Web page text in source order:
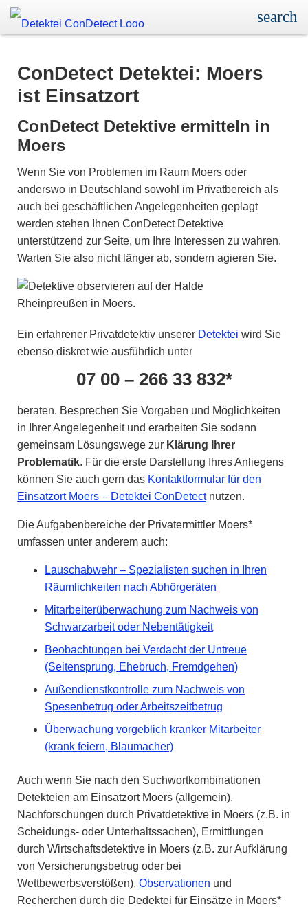
ConDetect Detektei: Moers
ist Einsatzort
ConDetect Detektive ermitteln in
Moers
Wenn Sie von Problemen im Raum Moers oder
anderswo in Deutschland sowohl im Privatbereich als
auch bei geschäftlichen Angelegenheiten geplagt
werden stehen Ihnen ConDetect Detektive
unterstützend zur Seite, um Ihre Interessen zu wahren.
Warten Sie also nicht länger ab, sondern agieren Sie.
Ein erfahrener Privatdetektiv unserer Detektei wird Sie
ebenso diskret wie ausführlich unter
07 00 – 266 33 832*
beraten. Besprechen Sie Vorgaben und Möglichkeiten
in Ihrer Angelegenheit und erarbeiten Sie sodann
gemeinsam Lösungswege zur Klärung Ihrer
Problematik. Für die erste Darstellung Ihres Anliegens
können Sie auch gern das Kontaktformular für den
Einsatzort Moers – Detektei ConDetectnutzen.
Die Aufgabenbereiche der Privatermittler Moers*
umfassen unter anderem auch:
Lauschabwehr – Spezialisten suchen in Ihren
Räumlichkeiten nach Abhörgeräten
Mitarbeiterüberwachung zum Nachweis von
Schwarzarbeit oder Nebentätigkeit
Beobachtungen bei Verdacht der Untreue
(Seitensprung, Ehebruch, Fremdgehen)
Außendienstkontrolle zum Nachweis von
Spesenbetrug oder Arbeitszeitbetrug
Überwachung vorgeblich kranker Mitarbeiter
(krank feiern, Blaumacher)
Auch wenn Sie nach den Suchwortkombinationen
Detekteien am Einsatzort Moers (allgemein),
Nachforschungen durch Privatdetektive in Moers (z.B. in
Scheidungs- oder Unterhaltssachen), Ermittlungen
durch Wirtschaftsdetektive in Moers (z.B. zur Aufklärung
von Versicherungsbetrug oder bei
Wettbewerbsverstößen), Observationen und
Recherchen durch die Dedektei für Einsätze in Moers*